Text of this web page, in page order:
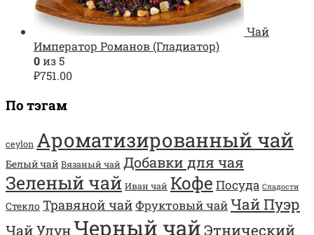
Чай
Император Романов (Гладиатор)
0из 5
₽751.00
По тэгам
ceylon Ароматизированный чай
Белый чай Вязаный чай Добавки для чая
Зеленый чай Иван чай Кофе Посуда Сладости
Стекло Травяной чайФруктовый чайЧай Пуэр
Чай УлунЧерный чайЭтнический